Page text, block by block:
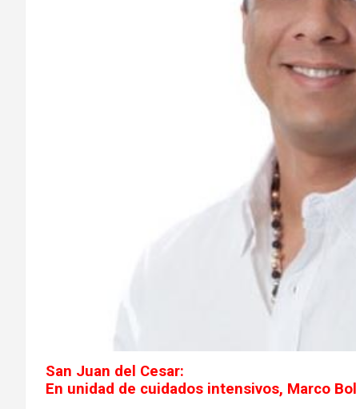
San Juan del Cesar:
En unidad de cuidados intensivos, Marco